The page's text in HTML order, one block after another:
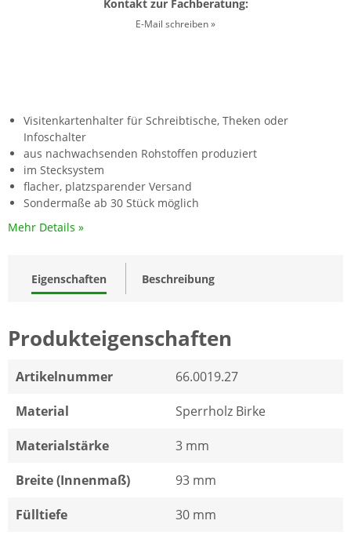
Kontakt zur Fachberatung:
E-Mail schreiben »
Visitenkartenhalter für Schreibtische, Theken oder
Infoschalter
aus nachwachsenden Rohstoffen produziert
im Stecksystem
flacher, platzsparender Versand
Sondermaße ab 30 Stück möglich
Mehr Details »
Eigenschaften Beschreibung
Produkteigenschaften
Artikelnummer
66.0019.27
Material
Sperrholz Birke
Materialstärke
3 mm
Breite (Innenmaß)
93 mm
Fülltiefe
30 mm